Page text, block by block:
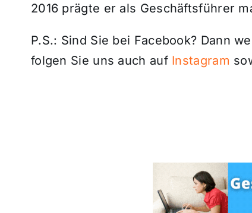
2016 prägte er als Geschäftsführer
P.S.: Sind Sie bei Facebook? Dann
folgen Sie uns auch auf Instagram